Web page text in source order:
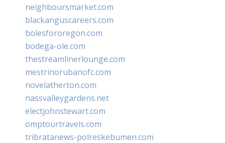
neighboursmarket.com
blackanguscareers.com
bolesfororegon.com
bodega-ole.com
thestreamlinerlounge.com
mestrinorubanofc.com
novelatherton.com
nassvalleygardens.net
electjohnstewart.com
omptourtravels.com
tribratanews-polreskebumen.com